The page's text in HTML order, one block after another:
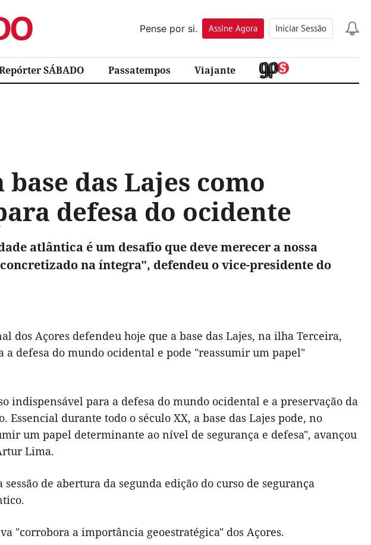
Pense por si.
Assine Agora Iniciar Sessão
SÁBADO Passatempos Viajante
das Lajes como
defesa do ocidente
atlântica é um desafio que deve merecer a nossa
na íntegra", defendeu o vice-presidente do
dos Açores defendeu hoje que a base das Lajes, na ilha Terceira,
defesa do mundo ocidental e pode "reassumir um papel"
indispensável para a defesa do mundo ocidental e a preservação da
durante todo o século XX, a base das Lajes pode, no
um papel determinante ao nível de segurança e defesa", avançou
Lima.
de abertura da segunda edição do curso de segurança
"corrobora a importância geoestratégica" dos Açores.